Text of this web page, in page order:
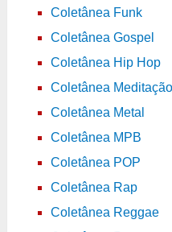
Coletânea Funk
Coletânea Gospel
Coletânea Hip Hop
Coletânea Meditação
Coletânea Metal
Coletânea MPB
Coletânea POP
Coletânea Rap
Coletânea Reggae